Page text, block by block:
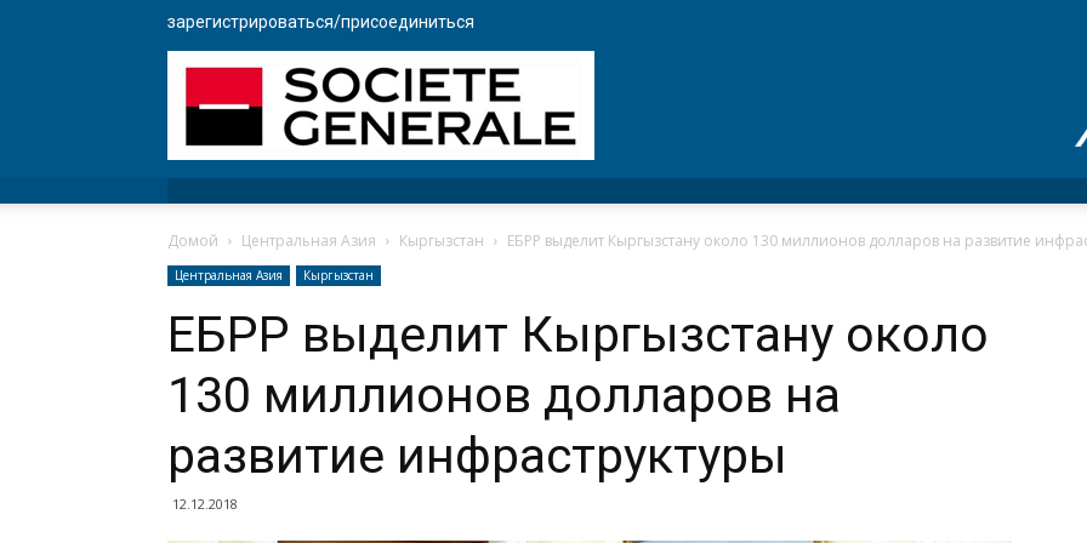
зарегистрироваться/присоединиться
Домой Центральная Азия Кыргызстан ЕБРР выделит Кыргызстану около 130 миллионов долларов на развитие
Центральная Азия Кыргызстан
ЕБРР выделит Кыргызстану около
130 миллионов долларов на
развитие инфраструктуры
12.12.2018